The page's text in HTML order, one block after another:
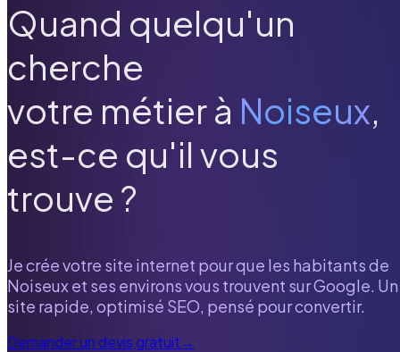
Quand quelqu'un
cherche
votre métier à Noiseux,
est-ce qu'il vous
trouve ?
Je crée votre site internet pour que les habitants de
Noiseuxet ses environs vous trouvent sur Google. Un
site rapide, optimisé SEO, pensé pour convertir.
Demander un devis gratuit→